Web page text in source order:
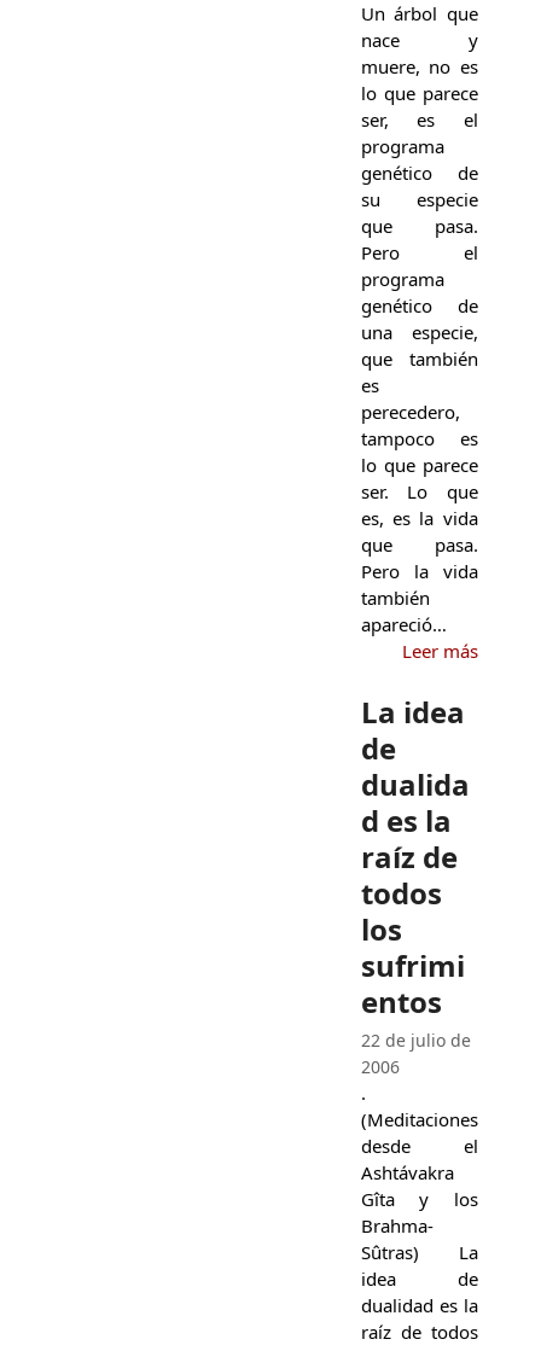
Un árbol que
nace y
muere, no es
lo que parece
ser, es el
programa
genético de
su especie
que pasa.
Pero el
programa
genético de
una especie,
que también
es
perecedero,
tampoco es
lo que parece
ser. Lo que
es, es la vida
que pasa.
Pero la vida
también
apareció…
Leer más
La idea
de
dualida
d es la
raíz de
todos
los
sufrimi
entos
22 de julio de
2006
.
(Meditaciones
desde el
Ashtávakra
Gîta y los
Brahma-
Sûtras) La
idea de
dualidad es la
raíz de todos